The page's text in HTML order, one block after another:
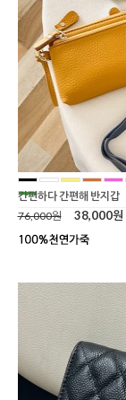
간편하다 간편해 반지갑
76,000원
38,000원